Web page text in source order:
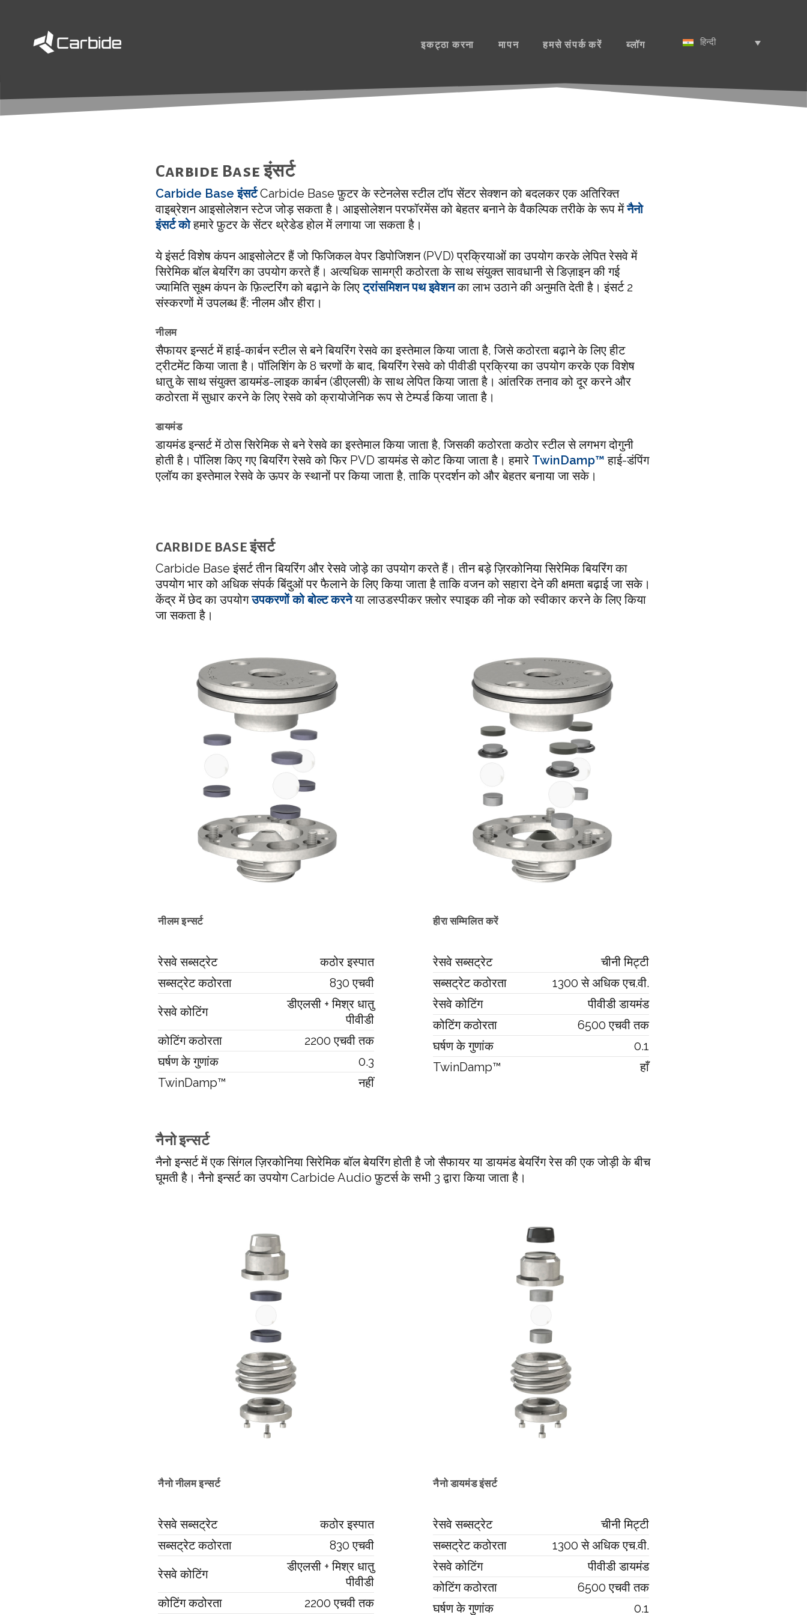
हिन्दी
इकट्ठा करना मापन हमसे संपर्क करें ब्लॉग
Carbide Base इंसर्ट
Carbide Base इंसर्टCarbide Base फ़ुटर के स्टेनलेस स्टील टॉप सेंटर सेक्शन को बदलकर एक अतिरिक्त
वाइब्रेशन आइसोलेशन स्टेज जोड़ सकता है। आइसोलेशन परफॉरमेंस को बेहतर बनाने के वैकल्पिक तरीके के रूप मेंनैनो
इंसर्ट कोहमारे फ़ुटर के सेंटर थ्रेडेड होल में लगाया जा सकता है।
ये इंसर्ट विशेष कंपन आइसोलेटर हैं जो फिजिकल वेपर डिपोजिशन (PVD) प्रक्रियाओं का उपयोग करके लेपित रेसवे में
सिरेमिक बॉल बेयरिंग का उपयोग करते हैं। अत्यधिक सामग्री कठोरता के साथ संयुक्त सावधानी से डिज़ाइन की गई
ज्यामिति सूक्ष्म कंपन के फ़िल्टरिंग को बढ़ाने के लिएट्रांसमिशन पथ इवेशनका लाभ उठाने की अनुमति देती है। इंसर्ट 2
संस्करणों में उपलब्ध हैं: नीलम और हीरा।
नीलम
सैफायर इन्सर्ट में हाई-कार्बन स्टील से बने बियरिंग रेसवे का इस्तेमाल किया जाता है, जिसे कठोरता बढ़ाने के लिए हीट
ट्रीटमेंट किया जाता है। पॉलिशिंग के 8 चरणों के बाद, बियरिंग रेसवे को पीवीडी प्रक्रिया का उपयोग करके एक विशेष
धातु के साथ संयुक्त डायमंड-लाइक कार्बन (डीएलसी) के साथ लेपित किया जाता है। आंतरिक तनाव को दूर करने और
कठोरता में सुधार करने के लिए रेसवे को क्रायोजेनिक रूप से टेम्पर्ड किया जाता है।
डायमंड
डायमंड इन्सर्ट में ठोस सिरेमिक से बने रेसवे का इस्तेमाल किया जाता है, जिसकी कठोरता कठोर स्टील से लगभग दोगुनी
होती है। पॉलिश किए गए बियरिंग रेसवे को फिर PVD डायमंड से कोट किया जाता है। हमारे TwinDamp™ हाई-डंपिंग
एलॉय का इस्तेमाल रेसवे के ऊपर के स्थानों पर किया जाता है, ताकि प्रदर्शन को और बेहतर बनाया जा सके।
CARBIDE BASE इंसर्ट
Carbide Base इंसर्ट तीन बियरिंग और रेसवे जोड़े का उपयोग करते हैं। तीन बड़े ज़िरकोनिया सिरेमिक बियरिंग का
उपयोग भार को अधिक संपर्क बिंदुओं पर फैलाने के लिए किया जाता है ताकि वजन को सहारा देने की क्षमता बढ़ाई जा सके।
केंद्र में छेद का उपयोगउपकरणों को बोल्ट करनेया लाउडस्पीकर फ़्लोर स्पाइक की नोक को स्वीकार करने के लिए किया
जा सकता है।
नीलम इन्सर्ट
रेसवे सब्सट्रेट
कठोर इस्पात
सब्सट्रेट कठोरता
830 एचवी
रेसवे कोटिंग
डीएलसी + मिश्र धातु
पीवीडी
कोटिंग कठोरता
2200 एचवी तक
घर्षण के गुणांक
0.3
TwinDamp™
नहीं
हीरा सम्मिलित करें
रेसवे सब्सट्रेट
चीनी मिट्टी
सब्सट्रेट कठोरता
1300 से अधिक एच.वी.
रेसवे कोटिंग
पीवीडी डायमंड
कोटिंग कठोरता
6500 एचवी तक
घर्षण के गुणांक
0.1
TwinDamp™
हाँ
नैनो इन्सर्ट
नैनो इन्सर्ट में एक सिंगल ज़िरकोनिया सिरेमिक बॉल बेयरिंग होती है जो सैफायर या डायमंड बेयरिंग रेस की एक जोड़ी के बीच
घूमती है। नैनो इन्सर्ट का उपयोग Carbide Audio फ़ुटर्स के सभी 3 द्वारा किया जाता है।
नैनो नीलम इन्सर्ट
रेसवे सब्सट्रेट
कठोर इस्पात
सब्सट्रेट कठोरता
830 एचवी
रेसवे कोटिंग
डीएलसी + मिश्र धातु
पीवीडी
कोटिंग कठोरता
2200 एचवी तक
नैनो डायमंड इंसर्ट
रेसवे सब्सट्रेट
चीनी मिट्टी
सब्सट्रेट कठोरता
1300 से अधिक एच.वी.
रेसवे कोटिंग
पीवीडी डायमंड
कोटिंग कठोरता
6500 एचवी तक
घर्षण के गुणांक
0.1